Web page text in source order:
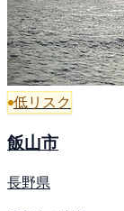
低リスク
飯山市
長野県